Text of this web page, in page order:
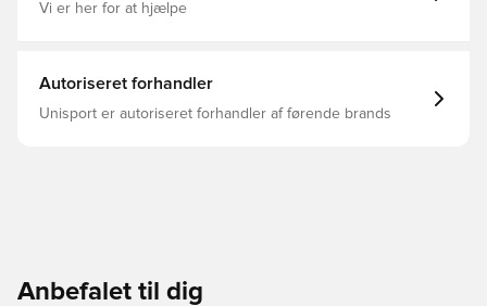
Vi er her for at hjælpe
Autoriseret forhandler
Unisport er autoriseret forhandler af førende brands
Anbefalet til dig